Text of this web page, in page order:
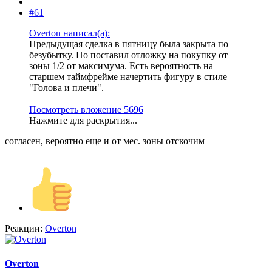
#61
Overton написал(а):
Предыдущая сделка в пятницу была закрыта по
безубытку. Но поставил отложку на покупку от
зоны 1/2 от максимума. Есть вероятность на
старшем таймфрейме начертить фигуру в стиле
"Голова и плечи".
Посмотреть вложение 5696
Нажмите для раскрытия...
согласен, вероятно еще и от мес. зоны отскочим
Реакции: Overton
Overton